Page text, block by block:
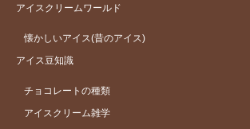
アイスクリームワールド
懐かしいアイス(昔のアイス)
アイス豆知識
チョコレートの種類
アイスクリーム雑学